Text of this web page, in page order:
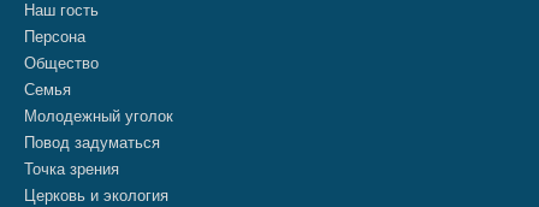
Наш гость
Персона
Общество
Семья
Молодежный уголок
Повод задуматься
Точка зрения
Церковь и экология